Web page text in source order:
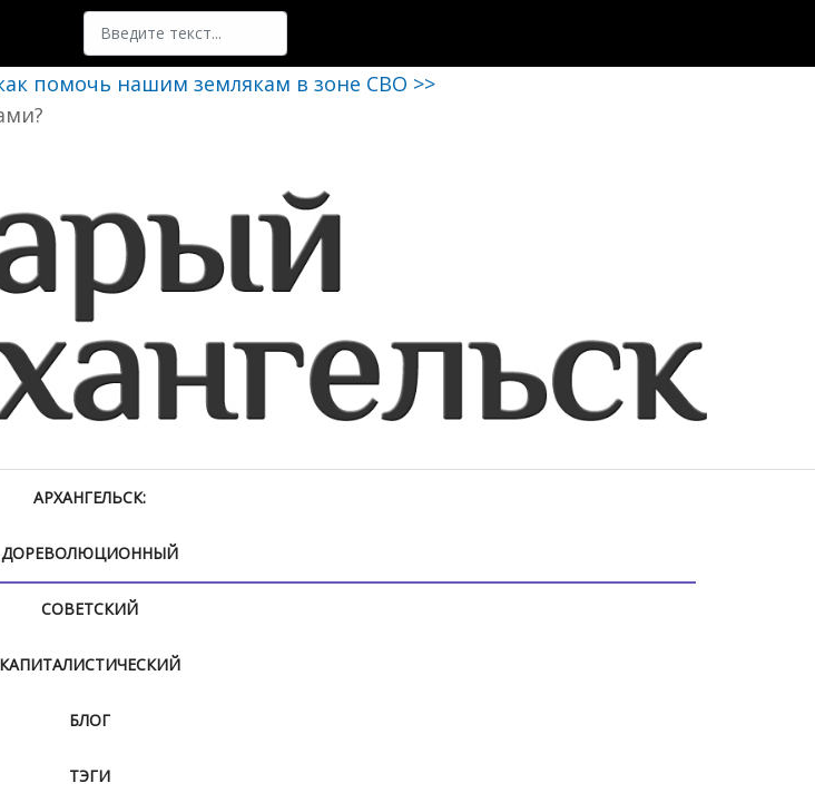
Поиск
помочь нашим землякам в зоне СВО >>
АРХАНГЕЛЬСК:
ДОРЕВОЛЮЦИОННЫЙ
СОВЕТСКИЙ
КАПИТАЛИСТИЧЕСКИЙ
БЛОГ
ТЭГИ